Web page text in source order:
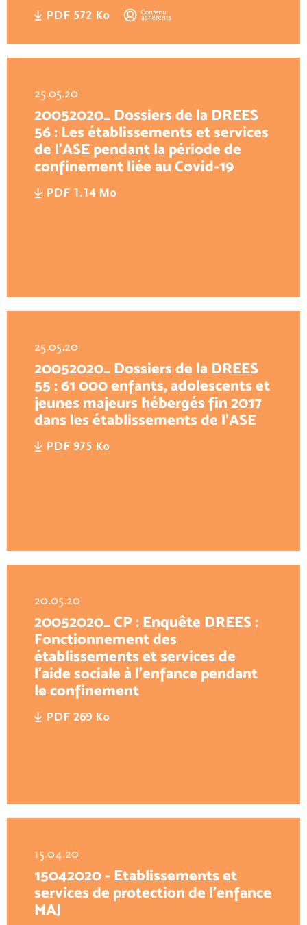
d’organisation et de
PDF 572 Ko Contenu
adhérents
25.05.20
20052020_ Dossiers de la DREES
56 : Les établissements et services
de l’ASE pendant la période de
confinement liée au Covid-19
PDF 1.14 Mo
25.05.20
20052020_ Dossiers de la DREES
55 : 61 000 enfants, adolescents et
jeunes majeurs hébergés fin 2017
dans les établissements de l'ASE
PDF 975 Ko
20.05.20
20052020_ CP : Enquête DREES :
Fonctionnement des
établissements et services de
l’aide sociale à l’enfance pendant
le confinement
PDF 269 Ko
15.04.20
15042020 - Etablissements et
services de protection de l’enfance
MAJ